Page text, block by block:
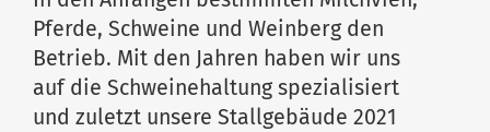
Pferde, Schweine und Weinberg den
Betrieb. Mit den Jahren haben wir uns
auf die Schweinehaltung spezialisiert
und zuletzt unsere Stallgebäude 2021